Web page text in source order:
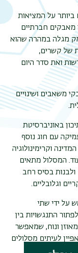
ביותר על המציאות
מאבקים חברתיים
מגלה במהרה שהוא
של קשרים,
ואת סדר היום
משאבים ושינויים
.
באוניברסיטת
עם חוג נוסף
וקרימינולוגיה
המסלול מתאים
ולבנות בסיס רחב
וגלובליים.
על ידי שתי
התנגשויות בין
ונוח, שמאפשר
לעיתים מסלולים